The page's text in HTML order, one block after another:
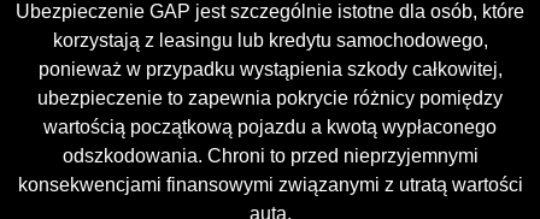
Ubezpieczenie GAP jest szczególnie istotne dla osób, które
korzystają z leasingu lub kredytu samochodowego,
ponieważ w przypadku wystąpienia szkody całkowitej,
ubezpieczenie to zapewnia pokrycie różnicy pomiędzy
wartością początkową pojazdu a kwotą wypłaconego
odszkodowania. Chroni to przed nieprzyjemnymi
konsekwencjami finansowymi związanymi z utratą wartości
auta.